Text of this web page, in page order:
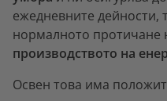
ежедневните дейности,
нормалното протичане
производството на
Освен това има